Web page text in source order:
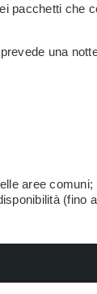
pacchetti che
una
aree comuni;
(fino